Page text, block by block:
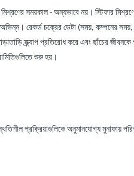
সময়কাল - অন্যভাবে নয়। স্টিফার
রেকর্ড চক্রের ডেটা (সময়, কম্পনের
স্ক্র্যাপ প্রতিরোধ করে এবং ছাঁচের
শুরু হয়।
প্রক্রিয়াগুলিকে অনুমানযোগ্য মুনাফায়